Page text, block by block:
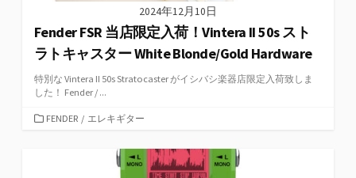
2024年12月10日
Fender FSR 当店限定入荷！Vintera II 50s スト
ラトキャスター White Blonde/Gold Hardware
特別な Vintera II 50s Stratocaster がイシバシ楽器店限定入荷致しま
した！ Fender / ...
カFENDER / エレキギター